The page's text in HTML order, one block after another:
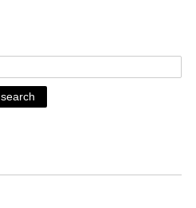
search